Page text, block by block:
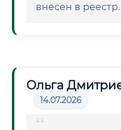
внесен в реестр.
Ольга
14.07.2026